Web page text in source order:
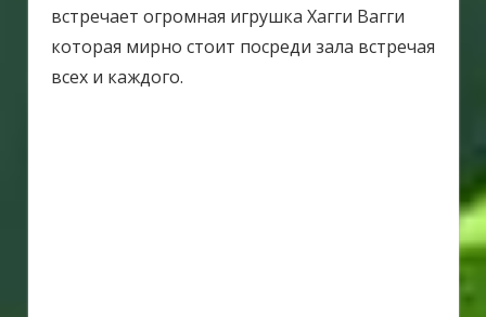
встречает огромная игрушка Хагги Вагги
которая мирно стоит посреди зала встречая
всех и каждого.